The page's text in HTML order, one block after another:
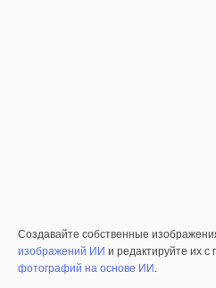
Создавайте собственные
изображений ИИ и редактируйте их
фотографий на основе ИИ.